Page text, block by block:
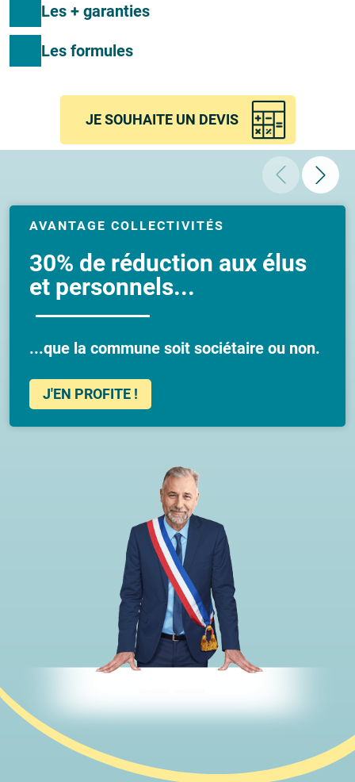
Les + garanties
Les formules
JE SOUHAITE UN DEVIS
AVANTAGE COLLECTIVITÉS
30% de réduction aux élus
et personnels...
...que la commune soit sociétaire ou non.
J'EN PROFITE !